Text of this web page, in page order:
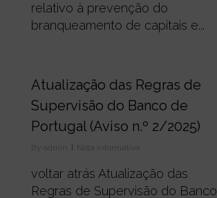
relativo à prevenção do
branqueamento de capitais e...
Atualização das Regras de
Supervisão do Banco de
Portugal (Aviso n.º 2/2025)
By admin Nota informativa
voltar atrás Atualização das
Regras de Supervisão do Banco